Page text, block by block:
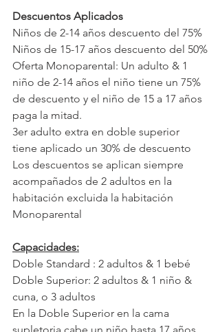
Descuentos Aplicados
Niños de 2-14 años descuento del 75%
Niños de 15-17 años descuento del 50%
Oferta Monoparental: Un adulto & 1
niño de 2-14 años el niño tiene un 75%
de descuento y el niño de 15 a 17 años
paga la mitad.
3er adulto extra en doble superior
tiene aplicado un 30% de descuento
Los descuentos se aplican siempre
acompañados de 2 adultos en la
habitación excluida la habitación
Monoparental
Capacidades:
Doble Standard : 2 adultos & 1 bebé
Doble Superior: 2 adultos & 1 niño &
cuna, o 3 adultos
En la Doble Superior en la cama